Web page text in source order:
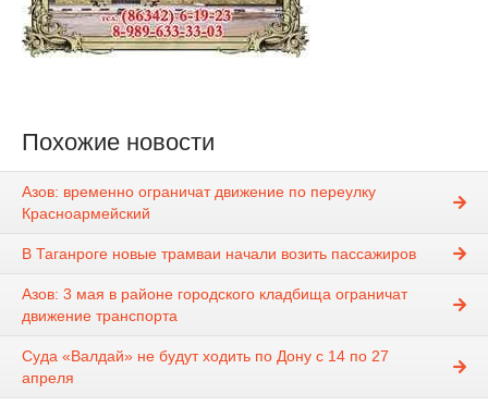
Похожие новости
Азов: временно ограничат движение по переулку
Красноармейский
В Таганроге новые трамваи начали возить пассажиров
Азов: 3 мая в районе городского кладбища ограничат
движение транспорта
Суда «Валдай» не будут ходить по Дону с 14 по 27
апреля